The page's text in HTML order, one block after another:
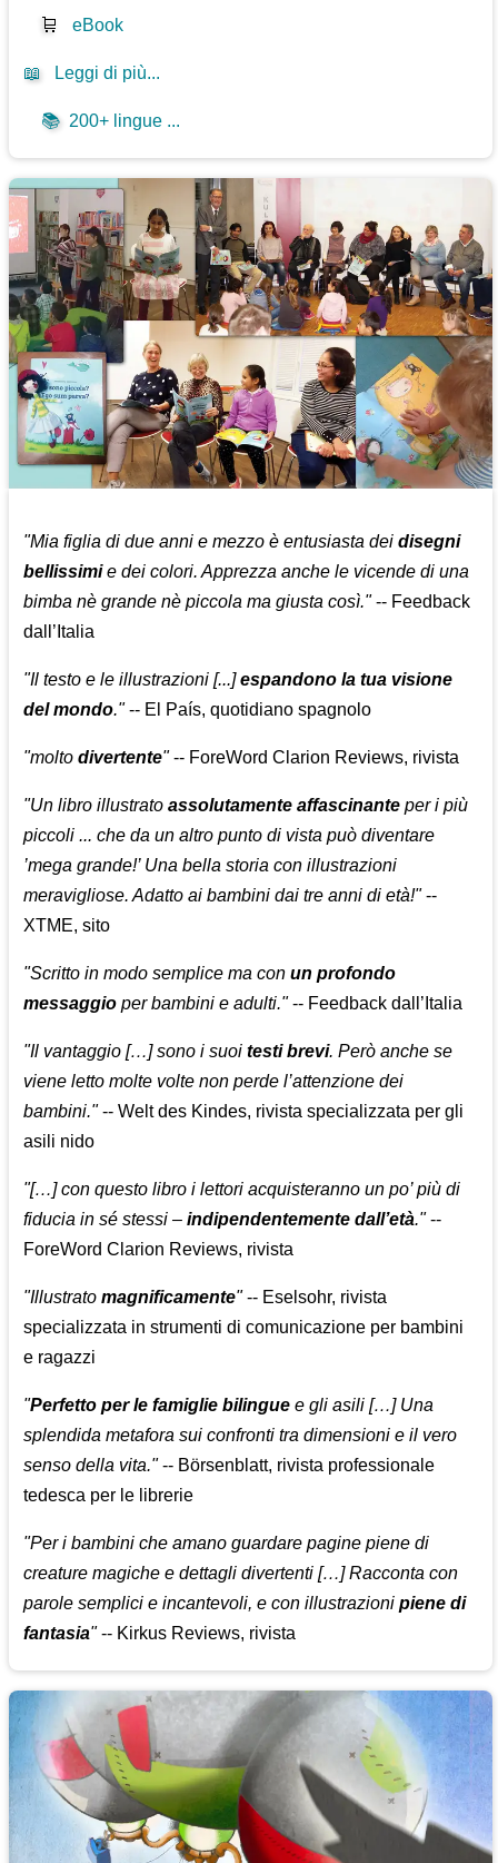
🛒 eBook
📖 Leggi di più...
📚 200+ lingue ...
"Mia figlia di due anni e mezzo è entusiasta deidisegni
bellissimie dei colori. Apprezza anche le vicende di una
bimba nè grande nè piccola ma giusta così."-- Feedback
dall’Italia
"Il testo e le illustrazioni [...]espandono la tua visione
del mondo."-- El País, quotidiano spagnolo
"moltodivertente"-- ForeWord Clarion Reviews, rivista
"Un libro illustratoassolutamente affascinante per i più
piccoli ... che da un altro punto di vista può diventare
’mega grande!’ Una bella storia con illustrazioni
meravigliose. Adatto ai bambini dai tre anni di età!"--
XTME, sito
"Scritto in modo semplice ma conun profondo
messaggio per bambini e adulti."-- Feedback dall’Italia
"Il vantaggio […] sono i suoitesti brevi. Però anche se
viene letto molte volte non perde l’attenzione dei
bambini."-- Welt des Kindes, rivista specializzata per gli
asili nido
"[…] con questo libro i lettori acquisteranno un po’ più di
fiducia in sé stessi –indipendentemente dall’età."--
ForeWord Clarion Reviews, rivista
"Illustratomagnificamente"-- Eselsohr, rivista
specializzata in strumenti di comunicazione per bambini
e ragazzi
"Perfetto per le famiglie bilingue e gli asili […] Una
splendida metafora sui confronti tra dimensioni e il vero
senso della vita."-- Börsenblatt, rivista professionale
tedesca per le librerie
"Per i bambini che amano guardare pagine piene di
creature magiche e dettagli divertenti […] Racconta con
parole semplici e incantevoli, e con illustrazionipiene di
fantasia"-- Kirkus Reviews, rivista